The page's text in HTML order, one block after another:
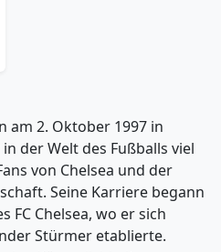
am 2. Oktober 1997 in
der Welt des Fußballs viel
von Chelsea und der
Seine Karriere begann
FC Chelsea, wo er sich
Stürmer etablierte.